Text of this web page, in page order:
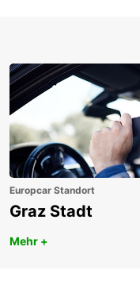
Europcar Standort
Graz Stadt
Mehr +